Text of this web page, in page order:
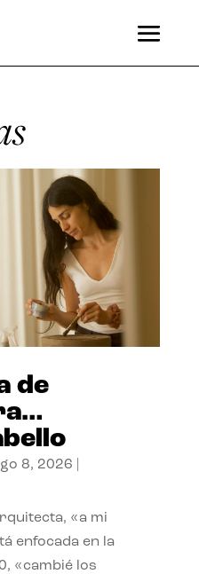
de
8, 2026
«a mi
enfocada en la
«cambié los